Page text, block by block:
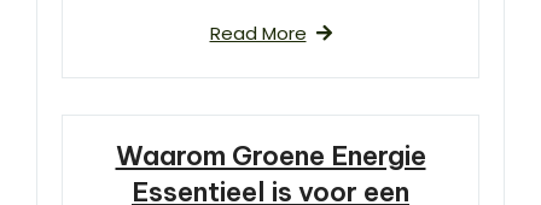
Read More
Waarom Groene Energie
Essentieel is voor een